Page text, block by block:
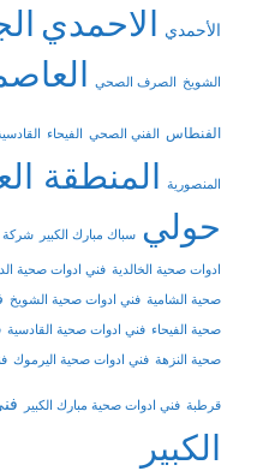
الأحمدي الاحمدي
الشويخ الصرف الصحي
الفنطاس الفني الصحي الفيحاء
المنصورية المنطقة
حولي سباك مبارك الكبير شركة
ادوات صحية الخالدية فني ادوات صحية
صحية الشامية فني ادوات صحية الشويخ
صحية الفيحاء فني ادوات صحية القادسية
صحية النزهة فني ادوات صحية اليرموك
قرطبة فني ادوات صحية مبارك الكبير
الكبير